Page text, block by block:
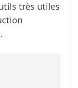
très utiles